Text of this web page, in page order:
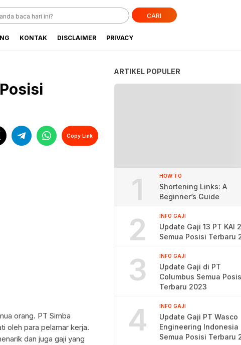
CARI
KONTAK DISCLAIMER PRIVACY
Copy Link
orang. PT Simba
oleh para pelamar kerja.
dan juga gaji yang
ARTIKEL POPULER
1 HOW TO
Shortening Links: A
Beginner’s Guide
2 INFO GAJI
Update Gaji 13 PT KAI
Semua Posisi Terbaru
3 INFO GAJI
Update Gaji di PT
Columbus Semua
Terbaru 2023
4 INFO GAJI
Update Gaji PT Wasco
Engineering Indonesia
Semua Posisi Terbaru